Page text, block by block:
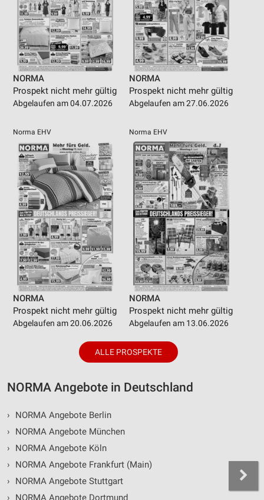
NORMA
Prospekt nicht mehr gültig
Abgelaufen am 04.07.2026
NORMA
Prospekt nicht mehr gültig
Abgelaufen am 27.06.2026
Norma EHV
NORMA
Prospekt nicht mehr gültig
Abgelaufen am 20.06.2026
Norma EHV
NORMA
Prospekt nicht mehr gültig
Abgelaufen am 13.06.2026
ALLE PROSPEKTE
NORMA Angebote in Deutschland
›
NORMA Angebote Berlin
›
NORMA Angebote München
›
NORMA Angebote Köln
›
NORMA Angebote Frankfurt (Main)
›
NORMA Angebote Stuttgart
›
NORMA Angebote Dortmund